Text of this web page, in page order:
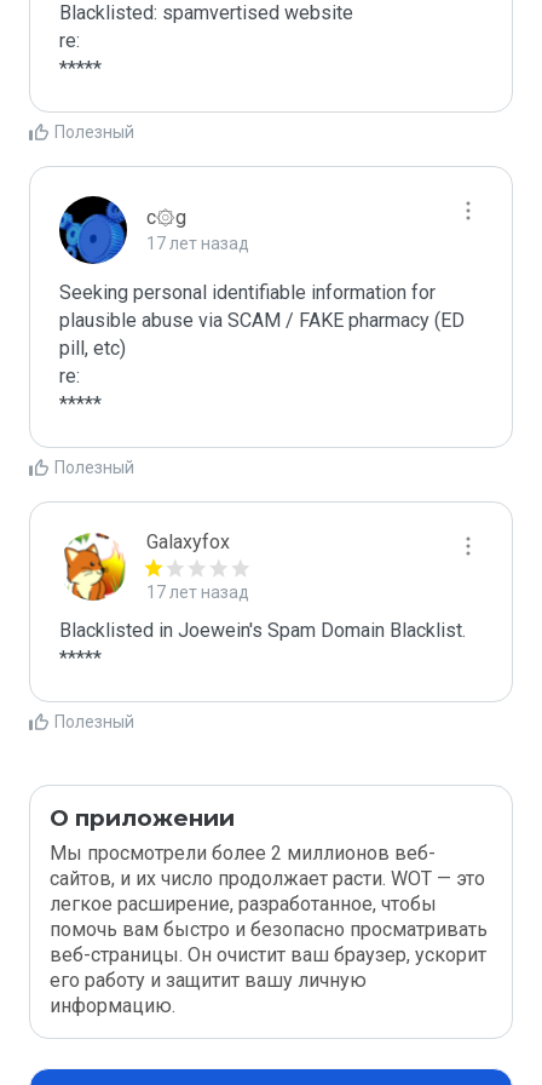
Blacklisted: spamvertised website
re:
*****
Полезный
c۞g
17 лет назад
Seeking personal identifiable information for
plausible abuse via SCAM / FAKE pharmacy (ED
pill, etc)
re:
*****
Полезный
Galaxyfox
17 лет назад
Blacklisted in Joewein's Spam Domain Blacklist.
*****
Полезный
О приложении
Мы просмотрели более 2 миллионов веб-
сайтов, и их число продолжает расти. WOT — это
легкое расширение, разработанное, чтобы
помочь вам быстро и безопасно просматривать
веб-страницы. Он очистит ваш браузер, ускорит
его работу и защитит вашу личную
информацию.